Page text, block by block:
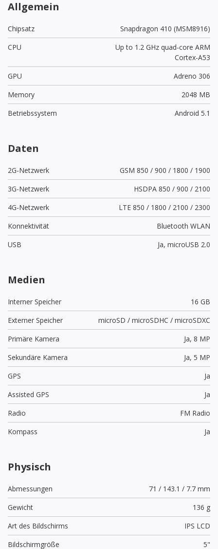
Allgemein
Chipsatz
Snapdragon 410 (MSM8916)
CPU
Up to 1.2 GHz quad-core ARM
Cortex-A53
GPU
Adreno 306
Memory
2048 MB
Betriebssystem
Android 5.1
Daten
2G-Netzwerk
GSM 850 / 900 / 1800 / 1900
3G-Netzwerk
HSDPA 850 / 900 / 2100
4G-Netzwerk
LTE 850 / 1800 / 2100 / 2300
Konnektivität
Bluetooth WLAN
USB
Ja, microUSB 2.0
Medien
Interner Speicher
16 GB
Externer Speicher
microSD / microSDHC / microSDXC
Primäre Kamera
Ja, 8 MP
Sekundäre Kamera
Ja, 5 MP
GPS
Ja
Assisted GPS
Ja
Radio
FM Radio
Kompass
Ja
Physisch
Abmessungen
71 / 143.1 / 7.7 mm
Gewicht
136 g
Art des Bildschirms
IPS LCD
Bildschirmgröße
5"